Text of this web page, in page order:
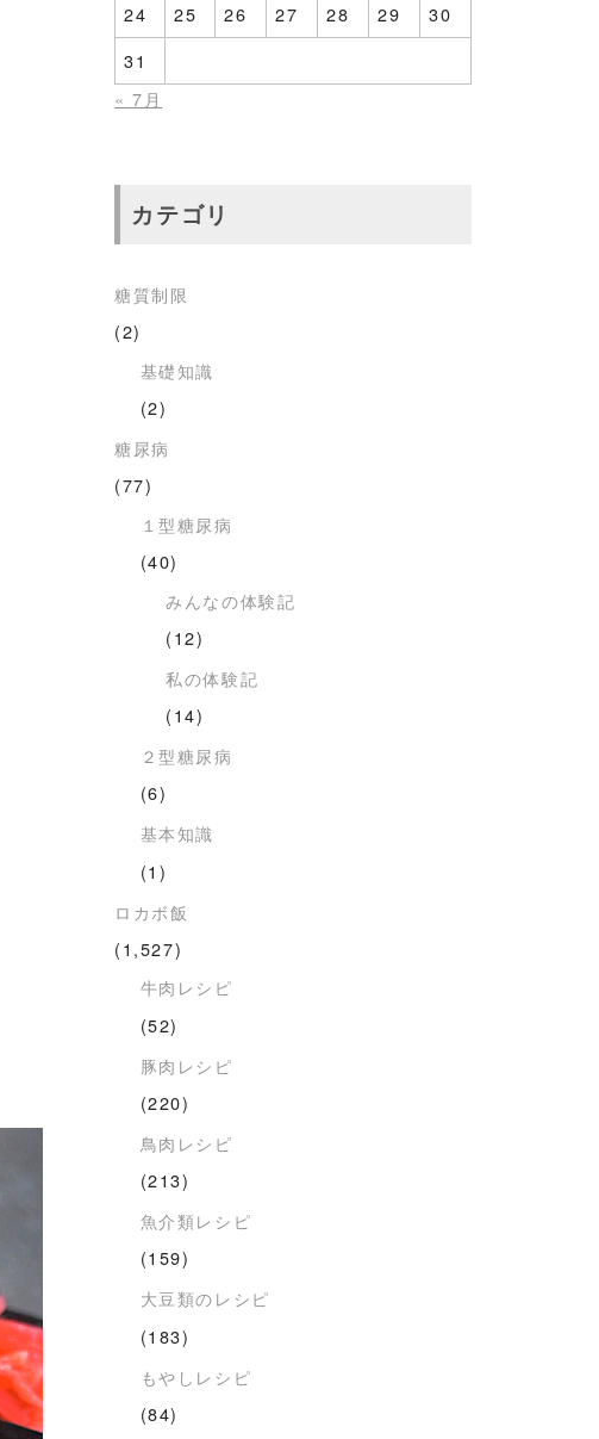
24
25 26 27 28 29
30
31
« 7月
カテゴリ
糖質制限
(2)
基礎知識
(2)
糖尿病
(77)
１型糖尿病
(40)
みんなの体験記
(12)
私の体験記
(14)
２型糖尿病
(6)
基本知識
(1)
ロカボ飯
(1,527)
牛肉レシピ
(52)
豚肉レシピ
(220)
鳥肉レシピ
(213)
魚介類レシピ
(159)
大豆類のレシピ
(183)
もやしレシピ
(84)